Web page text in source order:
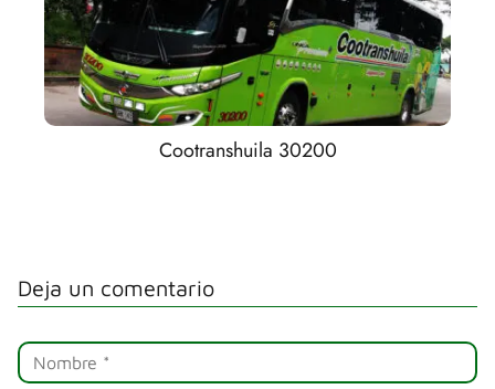
Cootranshuila 30200
Deja un comentario